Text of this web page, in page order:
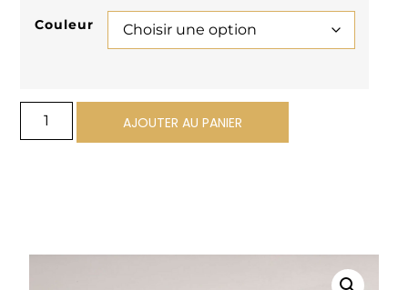
Couleur
AJOUTER AU PANIER